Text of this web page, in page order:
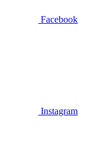
Facebook
Instagram